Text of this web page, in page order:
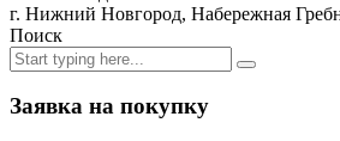
г. Нижний Новгород, Набережная
Поиск
Заявка на покупку